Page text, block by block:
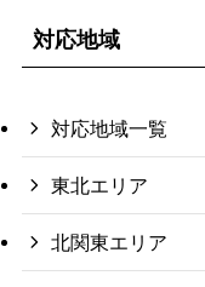
対応地域
対応地域一覧
東北エリア
北関東エリア